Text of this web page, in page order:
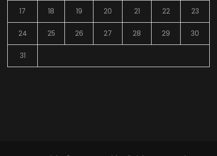
17 18 19 20 21 22 23
24 25 26 27 28 29 30
31